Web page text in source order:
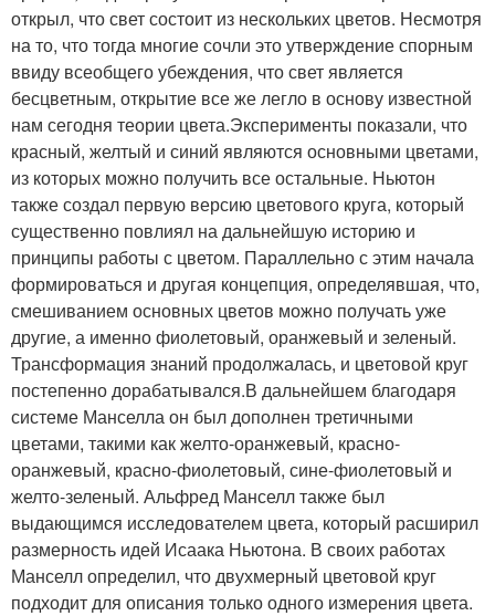
открыл, что свет состоит из нескольких цветов. Несмотря
на то, что тогда многие сочли это утверждение спорным
ввиду всеобщего убеждения, что свет является
бесцветным, открытие все же легло в основу известной
нам сегодня теории цвета.Эксперименты показали, что
красный, желтый и синий являются основными цветами,
из которых можно получить все остальные. Ньютон
также создал первую версию цветового круга, который
существенно повлиял на дальнейшую историю и
принципы работы с цветом. Параллельно с этим начала
формироваться и другая концепция, определявшая, что,
смешиванием основных цветов можно получать уже
другие, а именно фиолетовый, оранжевый и зеленый.
Трансформация знаний продолжалась, и цветовой круг
постепенно дорабатывался.В дальнейшем благодаря
системе Манселла он был дополнен третичными
цветами, такими как желто-оранжевый, красно-
оранжевый, красно-фиолетовый, сине-фиолетовый и
желто-зеленый. Альфред Манселл также был
выдающимся исследователем цвета, который расширил
размерность идей Исаака Ньютона. В своих работах
Манселл определил, что двухмерный цветовой круг
подходит для описания только одного измерения цвета.